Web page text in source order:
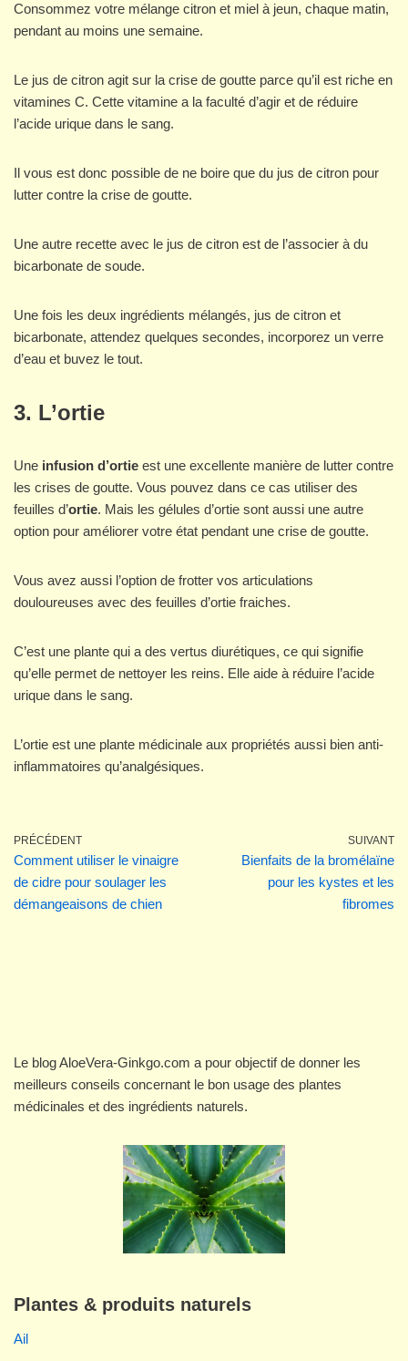
Consommez votre mélange citron et miel à jeun, chaque matin,
pendant au moins une semaine.
Le jus de citron agit sur la crise de goutte parce qu’il est riche en
vitamines C. Cette vitamine a la faculté d’agir et de réduire
l’acide urique dans le sang.
Il vous est donc possible de ne boire que du jus de citron pour
lutter contre la crise de goutte.
Une autre recette avec le jus de citron est de l’associer à du
bicarbonate de soude.
Une fois les deux ingrédients mélangés, jus de citron et
bicarbonate, attendez quelques secondes, incorporez un verre
d’eau et buvez le tout.
3. L’ortie
Une infusion d’ortie est une excellente manière de lutter contre
les crises de goutte. Vous pouvez dans ce cas utiliser des
feuilles d’ortie. Mais les gélules d’ortie sont aussi une autre
option pour améliorer votre état pendant une crise de goutte.
Vous avez aussi l’option de frotter vos articulations
douloureuses avec des feuilles d’ortie fraiches.
C’est une plante qui a des vertus diurétiques, ce qui signifie
qu’elle permet de nettoyer les reins. Elle aide à réduire l’acide
urique dans le sang.
L’ortie est une plante médicinale aux propriétés aussi bien anti-
inflammatoires qu’analgésiques.
PRÉCÉDENT
Comment utiliser le vinaigre
de cidre pour soulager les
démangeaisons de chien
SUIVANT
Bienfaits de la bromélaïne
pour les kystes et les
fibromes
Le blog AloeVera-Ginkgo.com a pour objectif de donner les
meilleurs conseils concernant le bon usage des plantes
médicinales et des ingrédients naturels.
Plantes & produits naturels
Ail